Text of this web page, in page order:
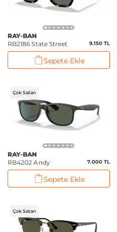
RAY-BAN
RB2186 State Street
9.150 TL
Sepete Ekle
Çok Satan
RAY-BAN
RB4202 Andy
7.000 TL
Sepete Ekle
Çok Satan